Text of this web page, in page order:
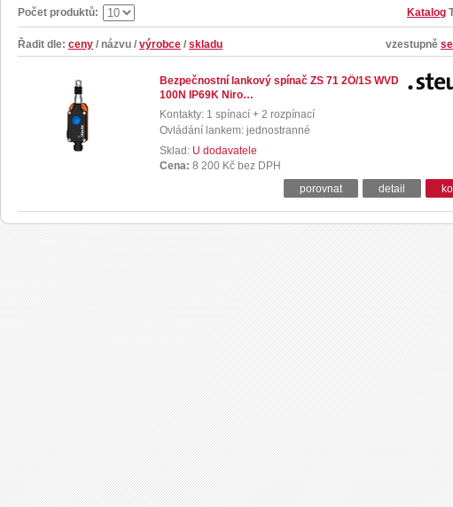
Počet produktů: Katalog
vzestupně
Řadit dle: ceny / názvu / výrobce / skladu
Bezpečnostní lankový spínač ZS 71 2Ö/1S WVD
100N IP69K Niro…
Kontakty: 1 spínací + 2 rozpínací
Ovládání lankem: jednostranné
Sklad: U dodavatele
Cena: 8 200 Kč bez DPH
porovnat
detail